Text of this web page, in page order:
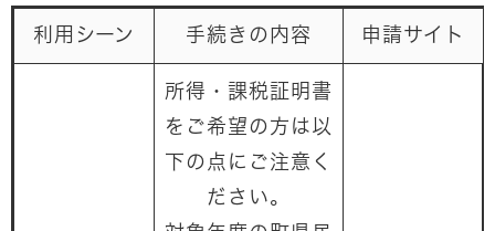
利用シーン 手続きの内容 申請サイト
所得・課税証明書
をご希望の方は以
下の点にご注意く
ださい。